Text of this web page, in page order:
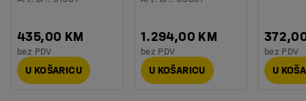
435,00 KM
bez PDV
U KOŠARICU
1.294,00 KM
bez PDV
U KOŠARICU
bez PDV
U